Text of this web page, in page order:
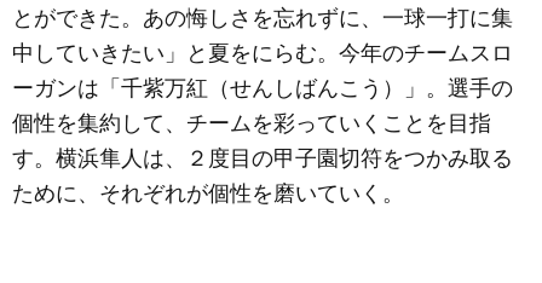
とができた。あの悔しさを忘れずに、一球一打に集
中していきたい」と夏をにらむ。今年のチームスロ
ーガンは「千紫万紅（せんしばんこう）」。選手の
個性を集約して、チームを彩っていくことを目指
す。横浜隼人は、２度目の甲子園切符をつかみ取る
ために、それぞれが個性を磨いていく。